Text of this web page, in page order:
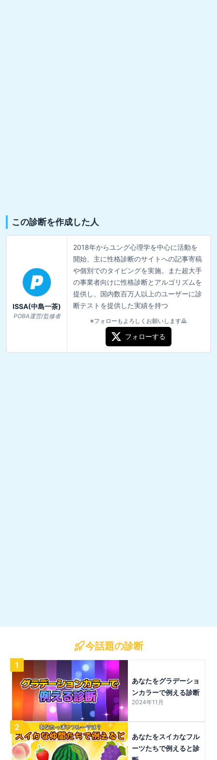
この診断を作成した人
ISSA(中島一茶)
POBA運営/監修者
2018年からユング心理学を中心に活動を
開始、主に性格診断のサイトへの記事寄稿
や個別でのタイピングを実施。また超大手
の事業者向けに性格診断とアルゴリズムを
提供し、国内数百万人以上のユーザーに診
断テストを提供した実績を持つ
※フォローもよろしくお願いします🙇
フォローする
今話題の診断
1
あなたをグラデーショ
ンカラーで例える診断
2024年11月
2
あなたをスイカなフル
ーツたちで例えると診